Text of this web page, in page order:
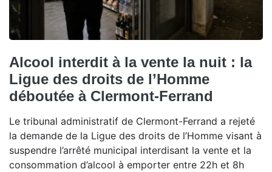
Alcool interdit à la vente la nuit : la
Ligue des droits de l’Homme
déboutée à Clermont-Ferrand
Le tribunal administratif de Clermont-Ferrand a rejeté
la demande de la Ligue des droits de l’Homme visant à
suspendre l’arrêté municipal interdisant la vente et la
consommation d’alcool à emporter entre 22h et 8h